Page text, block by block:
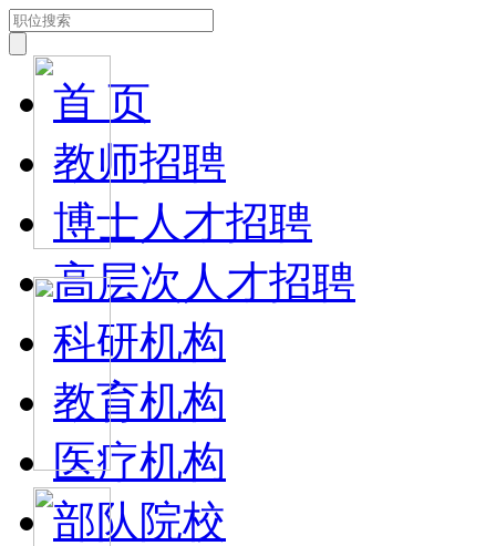
首 页
教师招聘
博士人才招聘
高层次人才招聘
科研机构
教育机构
医疗机构
部队院校